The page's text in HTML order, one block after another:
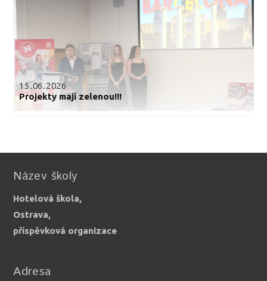
15.06.2026
Projekty mají zelenou!!!
Název školy
Hotelová škola,
Ostrava,
příspěvková organizace
Adresa